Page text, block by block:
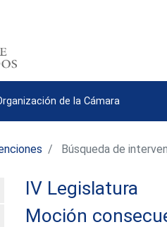
de la Cámara
Búsqueda de
IV Legislatura
Moción